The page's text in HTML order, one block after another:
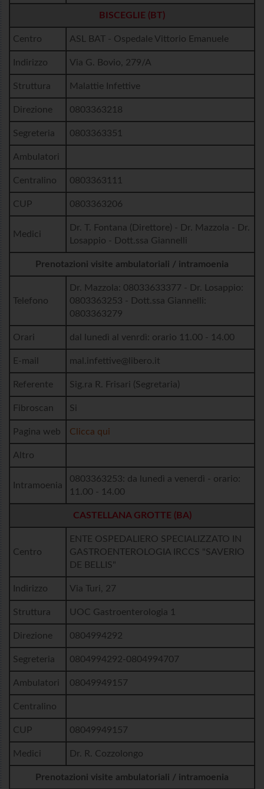
BISCEGLIE (BT)
Centro ASL BAT - Ospedale Vittorio Emanuele
Indirizzo Via G. Bovio, 279/A
Struttura Malattie Infettive
Direzione 0803363218
Segreteria 0803363351
Ambulatori
Centralino 0803363111
CUP 0803363206
Medici
Dr. T. Fontana (Direttore) - Dr. Mazzola - Dr.
Losappio - Dott.ssa Giannelli
Prenotazioni visite ambulatoriali / intramoenia
Telefono
Dr. Mazzola: 08033633377 - Dr. Losappio:
0803363253 - Dott.ssa Giannelli:
0803363279
Orari dal lunedì al venrdì: orario 11.00 - 14.00
E-mail mal.infettive@libero.it
Referente Sig.ra R. Frisari (Segretaria)
Fibroscan Si
Pagina web Clicca qui
Altro
Intramoenia
0803363253: da lunedì a venerdì - orario:
11.00 - 14.00
CASTELLANA GROTTE (BA)
Centro
ENTE OSPEDALIERO SPECIALIZZATO IN
GASTROENTEROLOGIA IRCCS "SAVERIO
DE BELLIS"
Indirizzo Via Turi, 27
Struttura UOC Gastroenterologia 1
Direzione 0804994292
Segreteria 0804994292-0804994707
Ambulatori 08049949157
Centralino
CUP 08049949157
Medici Dr. R. Cozzolongo
Prenotazioni visite ambulatoriali / intramoenia